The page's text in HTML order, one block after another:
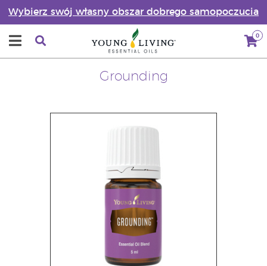
Wybierz swój własny obszar dobrego samopoczucia
0
Grounding